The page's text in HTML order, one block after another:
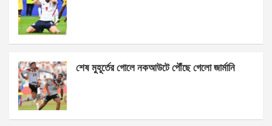
শেষ মুহূর্তের গোলে নকআউটে পৌঁছে গেলো জার্মানি